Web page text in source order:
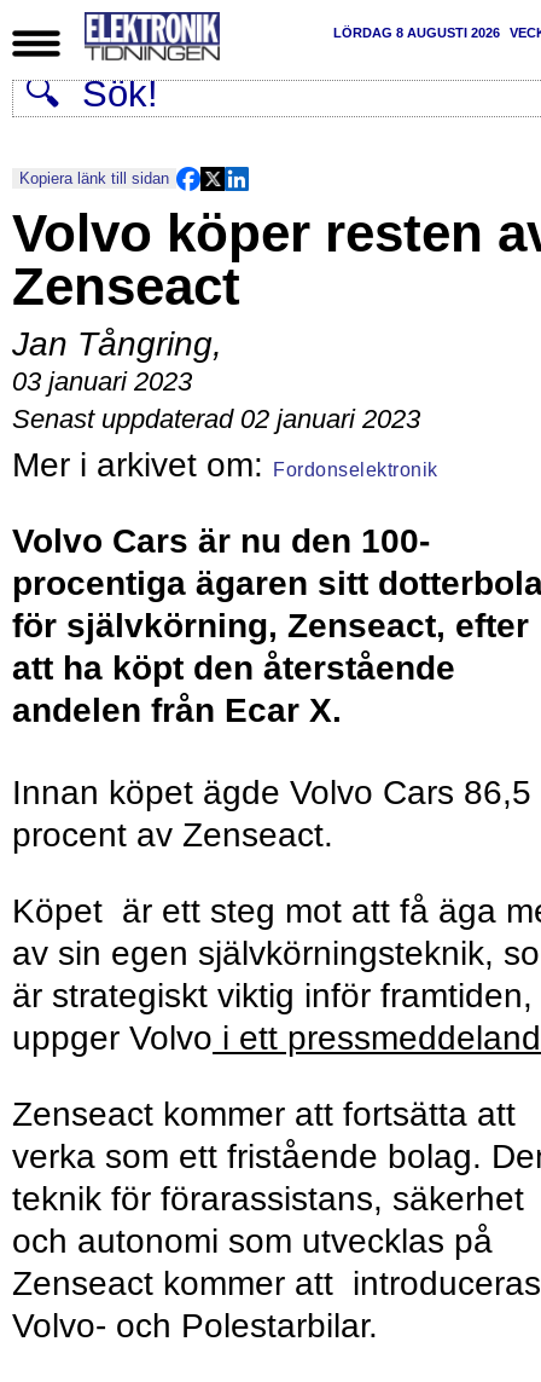
LÖRDAG 8 AUGUSTI 2026
Kopiera länk till sidan
Volvo köper resten
Zenseact
Jan Tångring,
03 januari 2023
Senast uppdaterad 02 januari 2023
Fordonselektronik
Volvo Cars är nu den 100-
procentiga ägaren sitt
för självkörning, Zenseact, efter
att ha köpt den återstående
andelen från Ecar X.
Innan köpet ägde Volvo Cars 86,5
procent av Zenseact.
Köpet är ett steg mot att få äga
av sin egen självkörningsteknik,
är strategiskt viktig inför framtiden,
uppger Volvo i ett
Zenseact kommer att fortsätta att
verka som ett fristående bolag.
teknik för förarassistans, säkerhet
och autonomi som utvecklas på
Zenseact kommer att
Volvo- och Polestarbilar.